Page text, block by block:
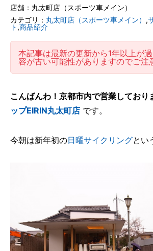
店舗：丸太町店（スポーツ車メイン）
カテゴリ： 丸太町店（スポーツ車メイン） ,
ト ,商品紹介
本記事は最新の更新から1年以上が
容が古い可能性がありますのでご注
こんばんわ！京都市内で営業しており
ップEIRIN丸太町店 です。
今朝は新年初の日曜サイクリングとい